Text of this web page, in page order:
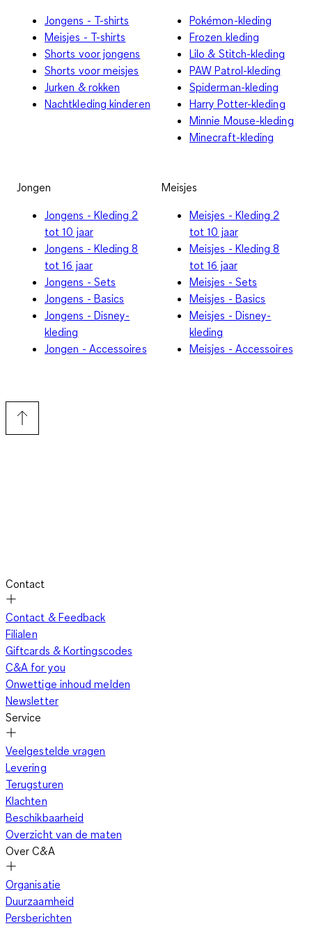
Jongens - T-shirts
Meisjes - T-shirts
Shorts voor jongens
Shorts voor meisjes
Jurken & rokken
Nachtkleding kinderen
Pokémon-kleding
Frozen kleding
Lilo & Stitch-kleding
PAW Patrol-kleding
Spiderman-kleding
Harry Potter-kleding
Minnie Mouse-kleding
Minecraft-kleding
Jongen
Jongens - Kleding 2
tot 10 jaar
Jongens - Kleding 8
tot 16 jaar
Jongens - Sets
Jongens - Basics
Jongens - Disney-
kleding
Jongen - Accessoires
Meisjes
Meisjes - Kleding 2
tot 10 jaar
Meisjes - Kleding 8
tot 16 jaar
Meisjes - Sets
Meisjes - Basics
Meisjes - Disney-
kleding
Meisjes - Accessoires
Contact
Contact & Feedback
Filialen
Giftcards & Kortingscodes
C&A for you
Onwettige inhoud melden
Newsletter
Service
Veelgestelde vragen
Levering
Terugsturen
Klachten
Beschikbaarheid
Overzicht van de maten
Over C&A
Organisatie
Duurzaamheid
Persberichten